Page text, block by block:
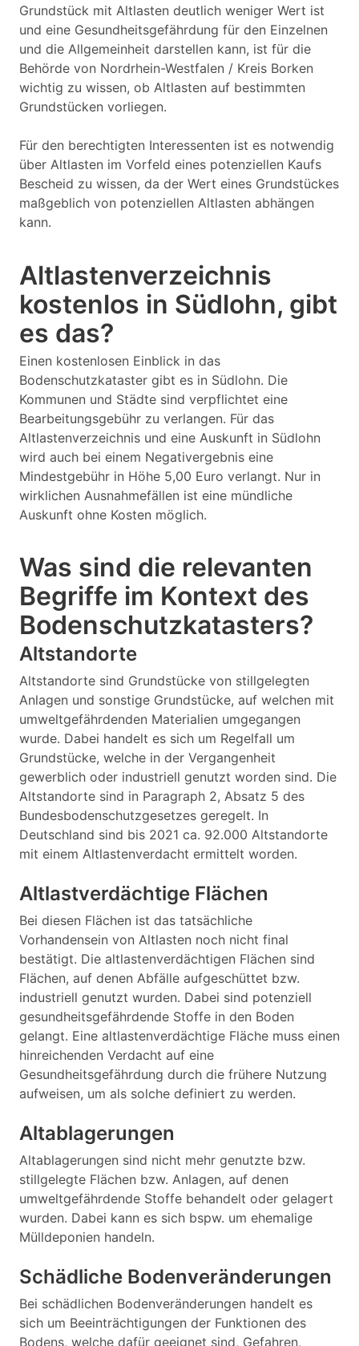
Grundstück mit Altlasten deutlich weniger Wert ist
und eine Gesundheitsgefährdung für den Einzelnen
und die Allgemeinheit darstellen kann, ist für die
Behörde von Nordrhein-Westfalen / Kreis Borken
wichtig zu wissen, ob Altlasten auf bestimmten
Grundstücken vorliegen.
Für den berechtigten Interessenten ist es notwendig
über Altlasten im Vorfeld eines potenziellen Kaufs
Bescheid zu wissen, da der Wert eines Grundstückes
maßgeblich von potenziellen Altlasten abhängen
kann.
Altlastenverzeichnis
kostenlos in Südlohn, gibt
es das?
Einen kostenlosen Einblick in das
Bodenschutzkataster gibt es in Südlohn. Die
Kommunen und Städte sind verpflichtet eine
Bearbeitungsgebühr zu verlangen. Für das
Altlastenverzeichnis und eine Auskunft in Südlohn
wird auch bei einem Negativergebnis eine
Mindestgebühr in Höhe 5,00 Euro verlangt. Nur in
wirklichen Ausnahmefällen ist eine mündliche
Auskunft ohne Kosten möglich.
Was sind die relevanten
Begriffe im Kontext des
Bodenschutzkatasters?
Altstandorte
Altstandorte sind Grundstücke von stillgelegten
Anlagen und sonstige Grundstücke, auf welchen mit
umweltgefährdenden Materialien umgegangen
wurde. Dabei handelt es sich um Regelfall um
Grundstücke, welche in der Vergangenheit
gewerblich oder industriell genutzt worden sind. Die
Altstandorte sind in Paragraph 2, Absatz 5 des
Bundesbodenschutzgesetzes geregelt. In
Deutschland sind bis 2021 ca. 92.000 Altstandorte
mit einem Altlastenverdacht ermittelt worden.
Altlastverdächtige Flächen
Bei diesen Flächen ist das tatsächliche
Vorhandensein von Altlasten noch nicht final
bestätigt. Die altlastenverdächtigen Flächen sind
Flächen, auf denen Abfälle aufgeschüttet bzw.
industriell genutzt wurden. Dabei sind potenziell
gesundheitsgefährdende Stoffe in den Boden
gelangt. Eine altlastenverdächtige Fläche muss einen
hinreichenden Verdacht auf eine
Gesundheitsgefährdung durch die frühere Nutzung
aufweisen, um als solche definiert zu werden.
Altablagerungen
Altablagerungen sind nicht mehr genutzte bzw.
stillgelegte Flächen bzw. Anlagen, auf denen
umweltgefährdende Stoffe behandelt oder gelagert
wurden. Dabei kann es sich bspw. um ehemalige
Mülldeponien handeln.
Schädliche Bodenveränderungen
Bei schädlichen Bodenveränderungen handelt es
sich um Beeinträchtigungen der Funktionen des
Bodens, welche dafür geeignet sind, Gefahren,